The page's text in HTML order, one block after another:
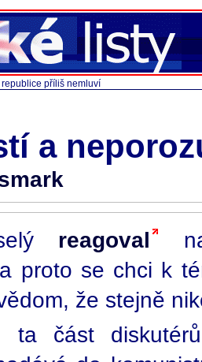
příliš nemluví
a
reagoval
proto se chci k
že stejně
ta část